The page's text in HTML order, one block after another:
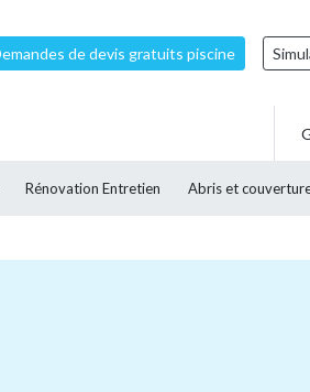
de devis gratuits piscine
Rénovation Entretien Abris et